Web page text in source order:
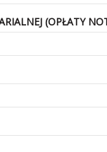
(OPŁATY